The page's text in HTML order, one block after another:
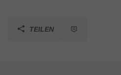
TEILEN